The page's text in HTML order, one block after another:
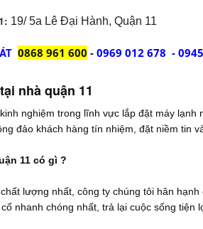
19/ 5a Lê Đại Hành, Quận 11
0868 961 600 - 0969 012 678 -
nhà quận 11
nghiệm trong lĩnh vực lắp đặt máy lạnh
đảo khách hàng tín nhiệm, đặt niềm tin
11 có gì ?
lượng nhất, công ty chúng tôi hân hạnh
nhanh chóng nhất, trả lại cuộc sống tiện